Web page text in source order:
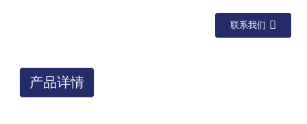
联系我们
产品详情